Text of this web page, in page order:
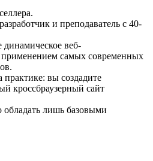
и преподаватель с 40-
веб-
самых современных
вы создадите
кроссбраузерный сайт
обладать лишь базовыми